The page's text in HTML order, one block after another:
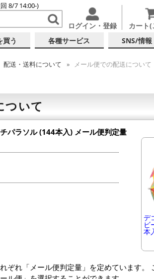
8/7 14:00-)
ログイン・登録 カート(
買う 各種サービス SNS/情報
配送・送料について メール便での配送について
ついて
パラソル (144本入) メール便判定量
デ
ビ
本
ぞれ「メール便判定量」を定めています。